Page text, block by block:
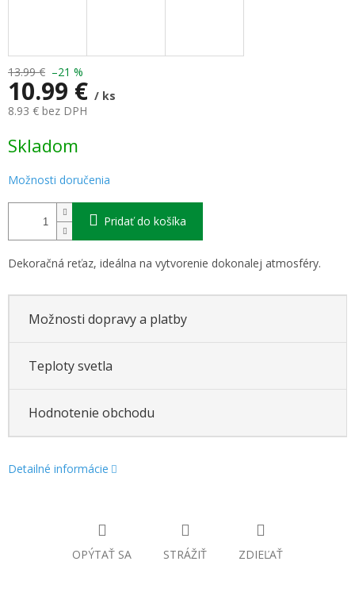
13.99 € –21 %
10.99 € / ks
8.93 € bez DPH
cena:
Skladom
Možnosti doručenia
Pridať do košíka
Dekoračná reťaz, ideálna na vytvorenie dokonalej atmosféry.
Možnosti dopravy a platby
Teploty svetla
Hodnotenie obchodu
Detailné informácie
OPÝTAŤ SA STRÁŽIŤ ZDIEĽAŤ